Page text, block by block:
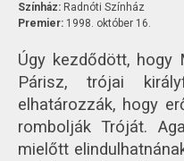
Színház: Radnóti Színház
Premier: 1998. október 16.
Úgy kezdődött, hogy
Párisz, trójai
elhatározzák, hogy
rombolják Tróját.
mielőtt